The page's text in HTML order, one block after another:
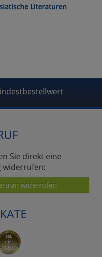
Literaturen
Sie direkt eine
widerrufen:
widerrufen